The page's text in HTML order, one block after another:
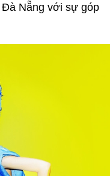
Nẵng với sự góp